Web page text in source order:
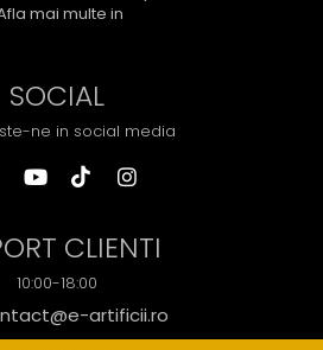
mai multe in
SOCIAL
ne in social media
CLIENTI
10:00-18:00
artificii.ro